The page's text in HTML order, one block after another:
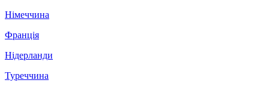
Німеччина
Франція
Нідерланди
Туреччина